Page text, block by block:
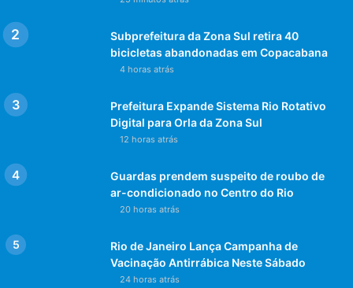
Subprefeitura da Zona Sul retira 40
bicicletas abandonadas em Copacabana
4 horas atrás
Prefeitura Expande Sistema Rio Rotativo
Digital para Orla da Zona Sul
12 horas atrás
Guardas prendem suspeito de roubo de
ar-condicionado no Centro do Rio
20 horas atrás
Rio de Janeiro Lança Campanha de
Vacinação Antirrábica Neste Sábado
24 horas atrás